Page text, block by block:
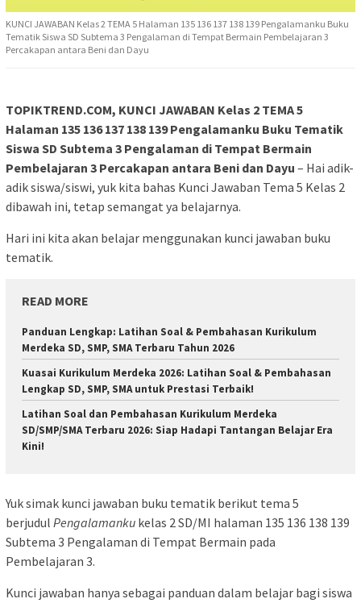
KUNCI JAWABAN Kelas 2 TEMA 5 Halaman 135 136 137 138 139 Pengalamanku Buku
Tematik Siswa SD Subtema 3 Pengalaman di Tempat Bermain Pembelajaran 3
Percakapan antara Beni dan Dayu
TOPIKTREND.COM, KUNCI JAWABAN Kelas 2 TEMA 5
Halaman 135 136 137 138 139 Pengalamanku Buku Tematik
Siswa SD Subtema 3 Pengalaman di Tempat Bermain
Pembelajaran 3 Percakapan antara Beni dan Dayu – Hai adik-
adik siswa/siswi, yuk kita bahas Kunci Jawaban Tema 5 Kelas 2
dibawah ini, tetap semangat ya belajarnya.
Hari ini kita akan belajar menggunakan kunci jawaban buku
tematik.
READ MORE
Panduan Lengkap: Latihan Soal & Pembahasan Kurikulum
Merdeka SD, SMP, SMA Terbaru Tahun 2026
Kuasai Kurikulum Merdeka 2026: Latihan Soal & Pembahasan
Lengkap SD, SMP, SMA untuk Prestasi Terbaik!
Latihan Soal dan Pembahasan Kurikulum Merdeka
SD/SMP/SMA Terbaru 2026: Siap Hadapi Tantangan Belajar Era
Kini!
Yuk simak kunci jawaban buku tematik berikut tema 5
berjudul Pengalamanku kelas 2 SD/MI halaman 135 136 138 139
Subtema 3 Pengalaman di Tempat Bermain pada
Pembelajaran 3.
Kunci jawaban hanya sebagai panduan dalam belajar bagi siswa